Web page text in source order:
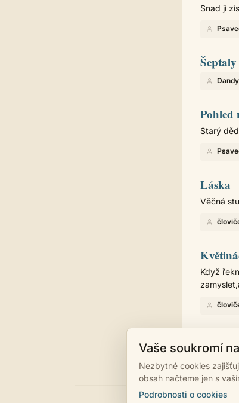
Snad jí
Dandy
Pohled
Starý
Láska
Věčná
Když
Vaše soukromí
Nezbytné cookies
obsah načteme jen s
Podrobnosti o cookies